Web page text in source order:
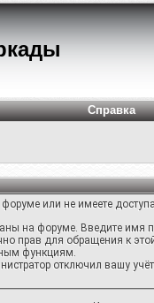
Справка
или не имеете
на форуме. Введите имя
прав для обращения к
функциям.
отключил вашу